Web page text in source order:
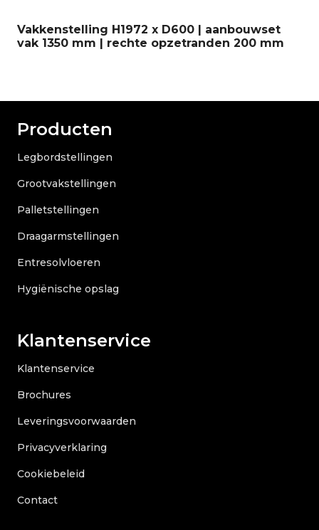
Vakkenstelling H1972 x D600 | aanbouwset
vak 1350 mm | rechte opzetranden 200 mm
Producten
Legbordstellingen
Grootvakstellingen
Palletstellingen
Draagarmstellingen
Entresolvloeren
Hygiënische opslag
Klantenservice
Klantenservice
Brochures
Leveringsvoorwaarden
Privacyverklaring
Cookiebeleid
Contact